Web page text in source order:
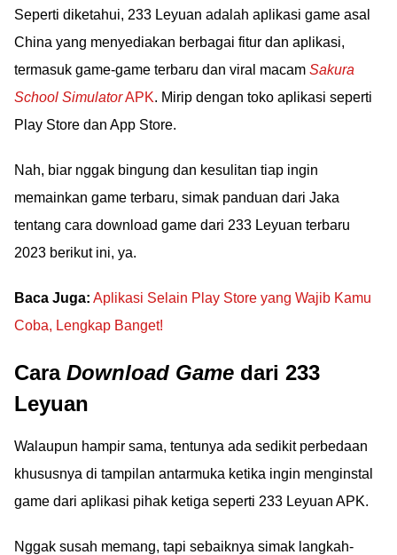
Seperti diketahui, 233 Leyuan adalah aplikasi game asal
China yang menyediakan berbagai fitur dan aplikasi,
termasuk game-game terbaru dan viral macam Sakura
School SimulatorAPK. Mirip dengan toko aplikasi seperti
Play Store dan App Store.
Nah, biar nggak bingung dan kesulitan tiap ingin
memainkan game terbaru, simak panduan dari Jaka
tentang cara download game dari 233 Leyuan terbaru
2023 berikut ini, ya.
Baca Juga: Aplikasi Selain Play Store yang Wajib Kamu
Coba, Lengkap Banget!
Cara Download Game dari 233
Leyuan
Walaupun hampir sama, tentunya ada sedikit perbedaan
khususnya di tampilan antarmuka ketika ingin menginstal
game dari aplikasi pihak ketiga seperti 233 Leyuan APK.
Nggak susah memang, tapi sebaiknya simak langkah-